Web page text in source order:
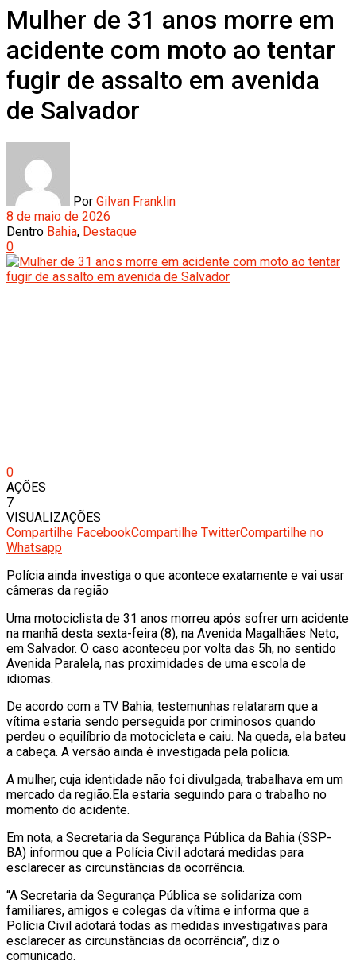
Mulher de 31 anos morre em
acidente com moto ao tentar
fugir de assalto em avenida
de Salvador
Por Gilvan Franklin
8 de maio de 2026
Dentro Bahia, Destaque
0
0
AÇÕES
7
VISUALIZAÇÕES
Compartilhe FacebookCompartilhe TwitterCompartilhe no
Whatsapp
Polícia ainda investiga o que acontece exatamente e vai usar
câmeras da região
Uma motociclista de 31 anos morreu após sofrer um acidente
na manhã desta sexta-feira (8), na Avenida Magalhães Neto,
em Salvador. O caso aconteceu por volta das 5h, no sentido
Avenida Paralela, nas proximidades de uma escola de
idiomas.
De acordo com a TV Bahia, testemunhas relataram que a
vítima estaria sendo perseguida por criminosos quando
perdeu o equilíbrio da motocicleta e caiu. Na queda, ela bateu
a cabeça. A versão ainda é investigada pela polícia.
A mulher, cuja identidade não foi divulgada, trabalhava em um
mercado da região.Ela estaria seguindo para o trabalho no
momento do acidente.
Em nota, a Secretaria da Segurança Pública da Bahia (SSP-
BA) informou que a Polícia Civil adotará medidas para
esclarecer as circunstâncias da ocorrência.
“A Secretaria da Segurança Pública se solidariza com
familiares, amigos e colegas da vítima e informa que a
Polícia Civil adotará todas as medidas investigativas para
esclarecer as circunstâncias da ocorrência”, diz o
comunicado.